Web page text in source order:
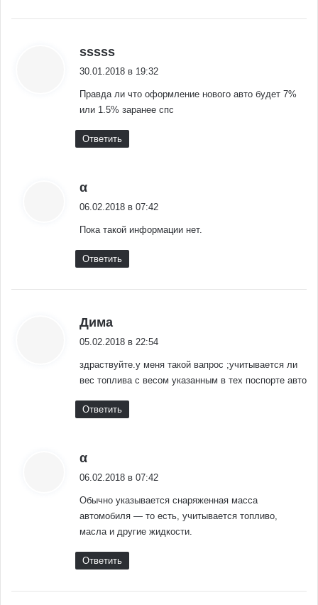
sssss
30.01.2018 в 19:32
Правда ли что оформление нового авто будет 7%
или 1.5% заранее спс
Ответить
α
06.02.2018 в 07:42
Пока такой информации нет.
Ответить
Дима
05.02.2018 в 22:54
здраствуйте.у меня такой вапрос ;учитывается ли
вес топлива с весом указанным в тех поспорте авто
Ответить
α
06.02.2018 в 07:42
Обычно указывается снаряженная масса
автомобиля — то есть, учитывается топливо,
масла и другие жидкости.
Ответить